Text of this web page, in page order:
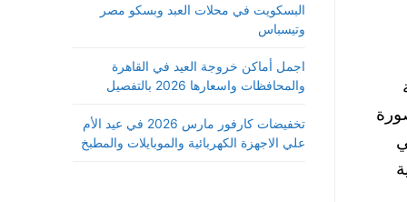
البسكويت في محلات العبد وبسكو مصر
وتيسباس
اجمل أماكن خروجة العيد في القاهرة
والمحافظات واسعارها 2026 بالتفصيل
تخفيضات كارفور مارس 2026 في عيد الأم
علي الاجهزة الكهربائية والموبايلات والمطبخ